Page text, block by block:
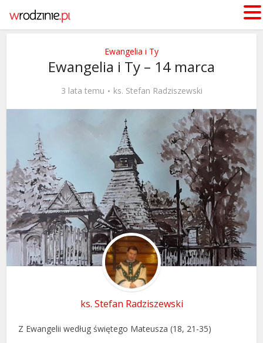
Ewangelia i Ty
Ewangelia i Ty – 14 marca
3 lata temu ks. Stefan Radziszewski
ks. Stefan Radziszewski
Z Ewangelii według świętego Mateusza (18, 21-35)